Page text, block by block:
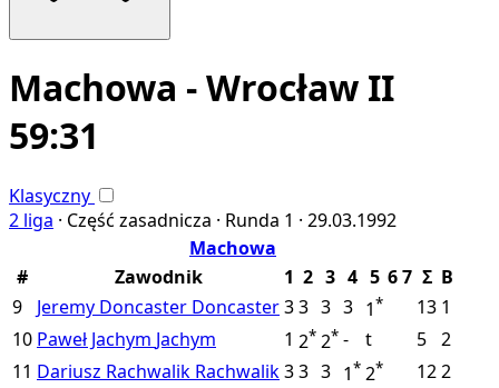
Machowa - Wrocław II
59:31
Klasyczny
2 liga · Część zasadnicza · Runda 1 · 29.03.1992
Machowa
#
Zawodnik 1 2 3 4 5 67 Σ B
9
Jeremy Doncaster Doncaster33 3 3 1* 13 1
10 Paweł Jachym Jachym 1 2* 2* - t 5 2
11 Dariusz Rachwalik Rachwalik33 3 1* 2* 122